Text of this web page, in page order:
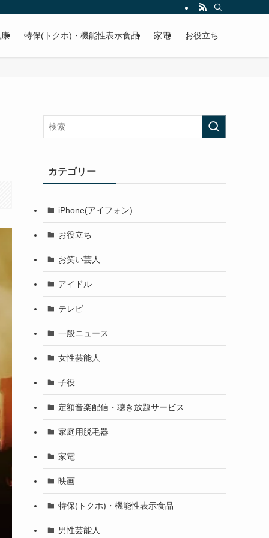
特保(トクホ)・機能性表示食品 家電 お役立ち
カテゴリー
iPhone(アイフォン)
お役立ち
お笑い芸人
アイドル
テレビ
一般ニュース
女性芸能人
子役
定額音楽配信・聴き放題サービス
家庭用脱毛器
家電
映画
特保(トクホ)・機能性表示食品
男性芸能人